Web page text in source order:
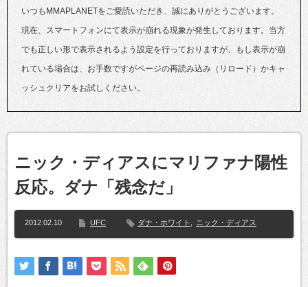
いつもMMAPLANETをご愛読いただき、誠にありがとうございます。
現在、スマートフォンにて表示が崩れる現象が発生しております。当方
でも正しい形で表示されるよう設定を行っておりますが、もし表示が崩
れている場合は、お手数ですがページの再読み込み（リロード）かキャ
ッシュクリアをお試しください。
ニック・ディアスにマリファナ陽性
反応。ダナ「残念だ」
2012.02.10 UFC ダナ・ホワイト ニック・ディアス